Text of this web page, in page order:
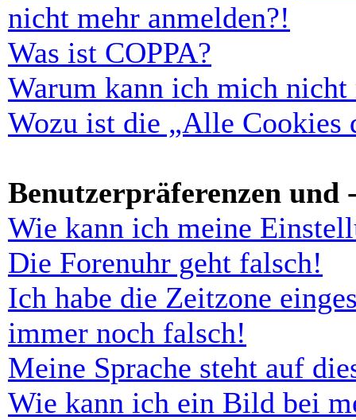
nicht mehr anmelden?!
Was ist COPPA?
Warum kann ich mich nicht
Wozu ist die „Alle Cookies
Benutzerpräferenzen und
Wie kann ich meine
Die Forenuhr geht falsch!
Ich habe die Zeitzone
immer noch falsch!
Meine Sprache steht auf
Wie kann ich ein Bild bei